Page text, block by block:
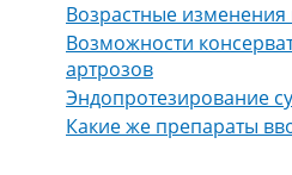
Возрастные
Возможности
артрозов
Эндопротезирование
Какие же препараты